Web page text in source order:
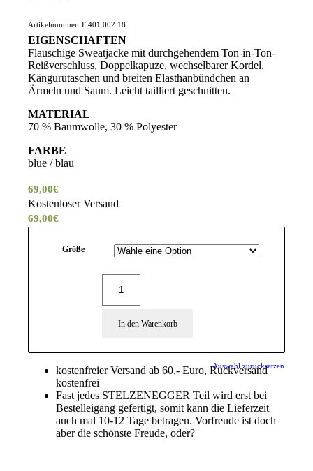
Artikelnummer:F 401 002 18
EIGENSCHAFTEN
Flauschige Sweatjacke mit durchgehendem Ton-in-Ton-
Reißverschluss, Doppelkapuze, wechselbarer Kordel,
Kängurutaschen und breiten Elasthanbündchen an
Ärmeln und Saum. Leicht tailliert geschnitten.
MATERIAL
70 % Baumwolle, 30 % Polyester
FARBE
blue / blau
69,00€
Kostenloser Versand
69,00€
Größe
Auswahl zurücksetzen
In den Warenkorb
kostenfreier Versand ab 60,- Euro, Rückversand
kostenfrei
Fast jedes STELZENEGGER Teil wird erst bei
Bestelleigang gefertigt, somit kann die Lieferzeit
auch mal 10-12 Tage betragen. Vorfreude ist doch
aber die schönste Freude, oder?